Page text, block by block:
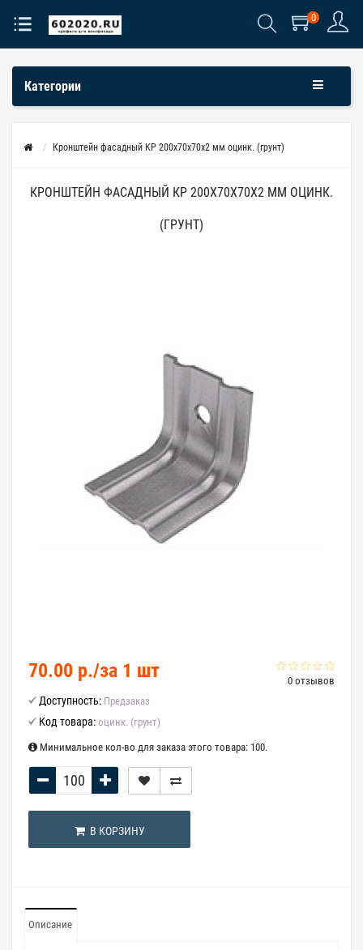
0
Категории
Кронштейн фасадный КР 200х70х70х2 мм оцинк. (грунт)
КРОНШТЕЙН ФАСАДНЫЙ КР 200Х70Х70Х2 ММ ОЦИНК.
(ГРУНТ)
0 отзывов
70.00 р./за 1 шт
Доступность: Предзаказ
Код товара: оцинк. (грунт)
Минимальное кол-во для заказа этого товара: 100.
В КОРЗИНУ
Описание